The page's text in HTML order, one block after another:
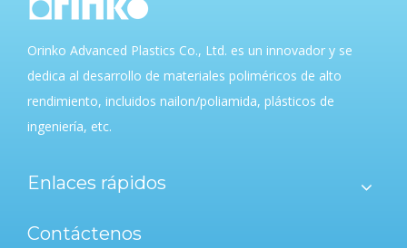
Orinko Advanced Plastics Co., Ltd. es un innovador y se
dedica al desarrollo de materiales poliméricos de alto
rendimiento, incluidos nailon/poliamida, plásticos de
ingeniería, etc.
Enlaces rápidos
Contáctenos